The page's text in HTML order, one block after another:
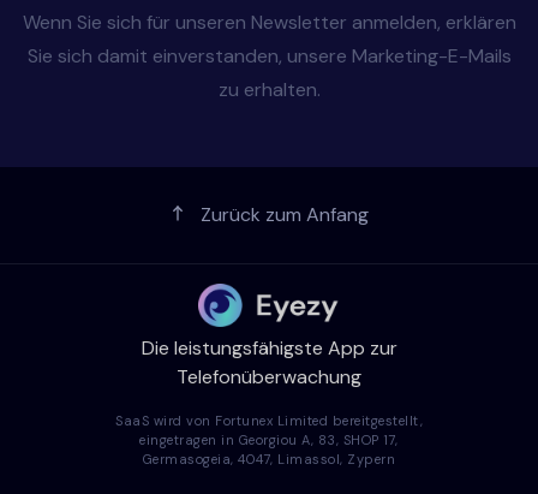
Wenn Sie sich für unseren Newsletter anmelden, erklären
Sie sich damit einverstanden, unsere Marketing-E-Mails
zu erhalten.
Zurück zum Anfang
Die leistungsfähigste App zur
Telefonüberwachung
SaaS wird von Fortunex Limited bereitgestellt,
eingetragen in Georgiou A, 83, SHOP 17,
Germasogeia, 4047, Limassol, Zypern